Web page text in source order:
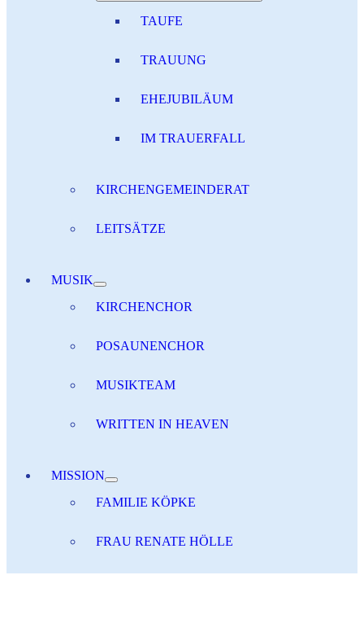
TAUFE
TRAUUNG
EHEJUBILÄUM
IM TRAUERFALL
KIRCHENGEMEINDERAT
LEITSÄTZE
MUSIK
KIRCHENCHOR
POSAUNENCHOR
MUSIKTEAM
WRITTEN IN HEAVEN
MISSION
FAMILIE KÖPKE
FRAU RENATE HÖLLE